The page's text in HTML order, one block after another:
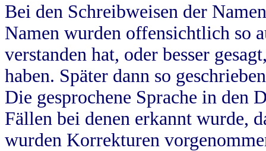
Bei den Schreibweisen der
Namen wurden offensichtlich so
verstanden hat, oder besser
haben. Später dann so
Die gesprochene Sprache in
Fällen bei denen erkannt wurde,
wurden Korrekturen